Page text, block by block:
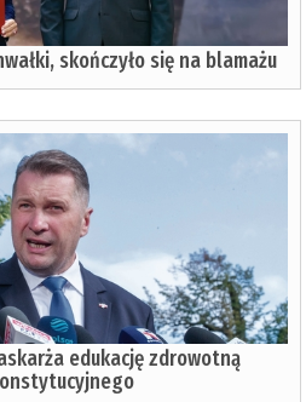
skończyło się na blamażu
edukację zdrowotną